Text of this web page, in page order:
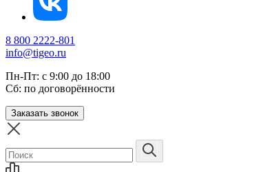
8 800 2222-801
info@tigeo.ru
Пн-Пт: с 9:00 до 18:00
Сб: по договорённости
Заказать звонок